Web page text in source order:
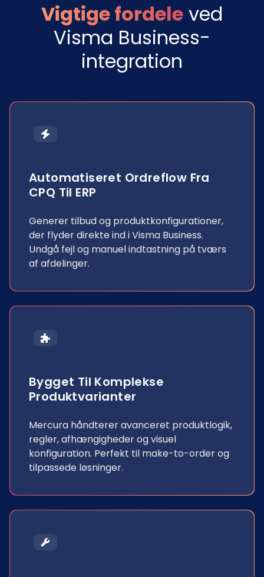
Vigtige fordele ved
Visma Business-
integration
Automatiseret Ordreflow Fra
CPQ Til ERP
Generer tilbud og produktkonfigurationer,
der flyder direkte ind i Visma Business.
Undgå fejl og manuel indtastning på tværs
af afdelinger.
Bygget Til Komplekse
Produktvarianter
Mercura håndterer avanceret produktlogik,
regler, afhængigheder og visuel
konfiguration. Perfekt til make-to-order og
tilpassede løsninger.